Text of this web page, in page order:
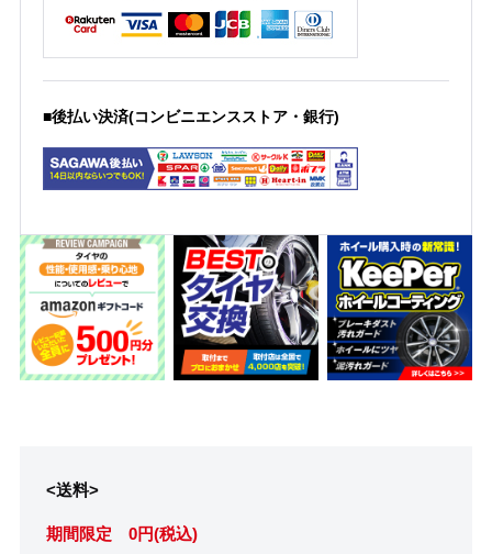
■後払い決済(コンビニエンスストア・銀行)
<送料>
期間限定 0円(税込)